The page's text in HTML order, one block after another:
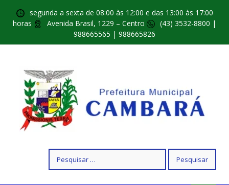
segunda a sexta de 08:00 às 12:00 e das 13:00 às 17:00
horas
Avenida Brasil, 1229 – Centro
(43) 3532-8800 |
988665565 | 988665826
por: